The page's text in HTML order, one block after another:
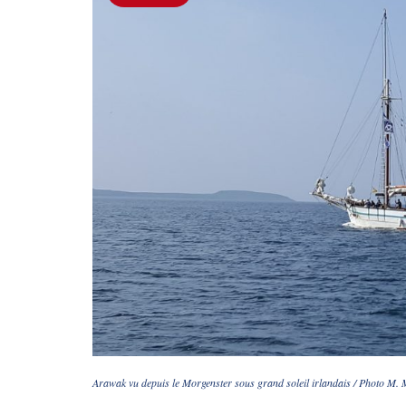
Arawak vu depuis le Morgenster sous grand soleil irlandais / Photo M.